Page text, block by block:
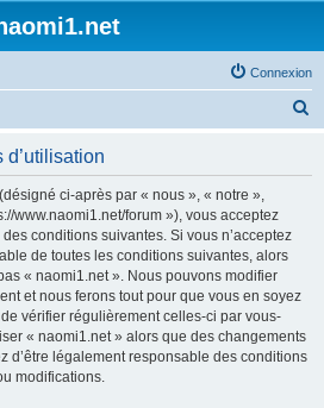
Connexion
ci-après par « nous », « notre »,
www.naomi1.net/forum »), vous acceptez
conditions suivantes. Si vous n’acceptez
de toutes les conditions suivantes, alors
« naomi1.net ». Nous pouvons modifier
et nous ferons tout pour que vous en soyez
vérifier régulièrement celles-ci par vous-
« naomi1.net » alors que des changements
d’être légalement responsable des conditions
modifications.